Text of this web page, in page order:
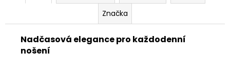
Značka
Nadčasová elegance pro každodenní
nošení